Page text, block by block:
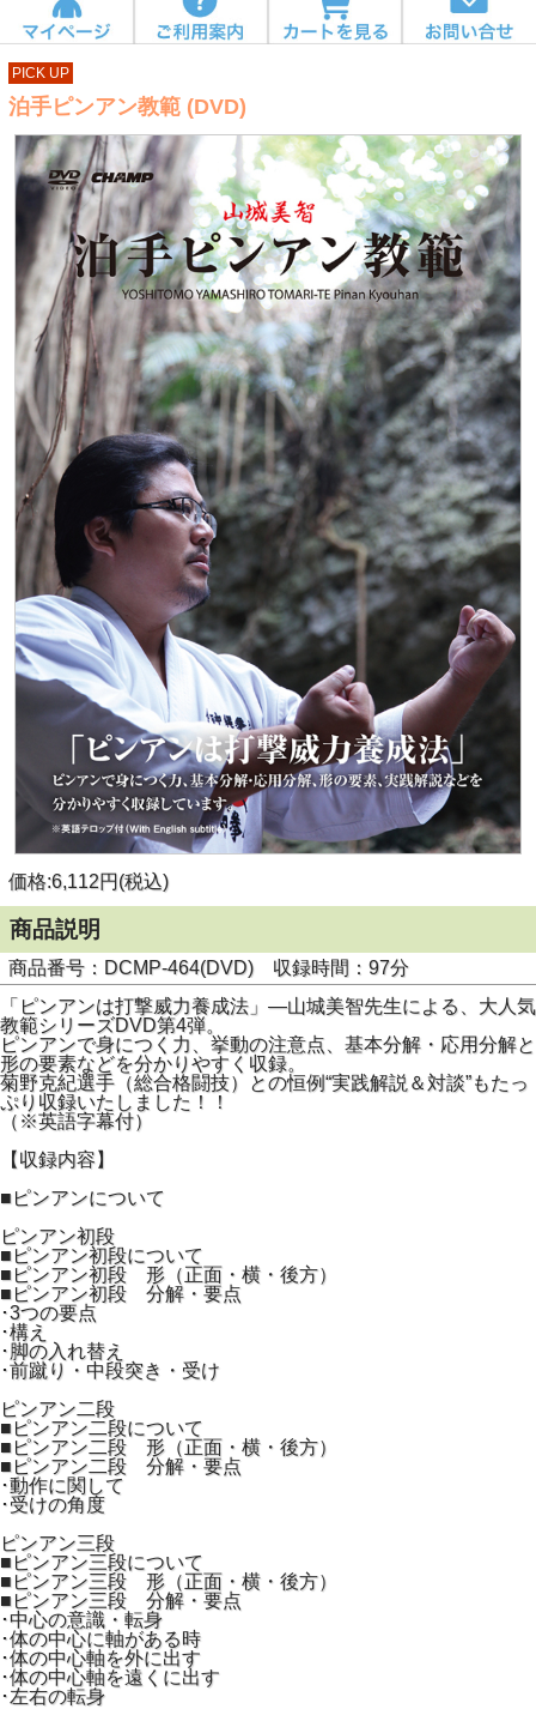
PICK UP
泊手ピンアン教範 (DVD)
価格:6,112円(税込)
商品説明
商品番号：DCMP-464(DVD) 収録時間：97分
「ピンアンは打撃威力養成法」―山城美智先生による、大人気
教範シリーズDVD第4弾。
ピンアンで身につく力、挙動の注意点、基本分解・応用分解と
形の要素などを分かりやすく収録。
菊野克紀選手（総合格闘技）との恒例“実践解説＆対談”もたっ
ぷり収録いたしました！！
（※英語字幕付）
【収録内容】
■ピンアンについて
ピンアン初段
■ピンアン初段について
■ピンアン初段 形（正面・横・後方）
■ピンアン初段 分解・要点
･3つの要点
･構え
･脚の入れ替え
･前蹴り・中段突き・受け
ピンアン二段
■ピンアン二段について
■ピンアン二段 形（正面・横・後方）
■ピンアン二段 分解・要点
･動作に関して
･受けの角度
ピンアン三段
■ピンアン三段について
■ピンアン三段 形（正面・横・後方）
■ピンアン三段 分解・要点
･中心の意識・転身
･体の中心に軸がある時
･体の中心軸を外に出す
･体の中心軸を遠くに出す
･左右の転身